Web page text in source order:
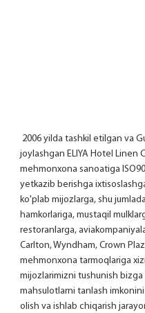
joylashgan ELIYA Hotel Linen
mehmonxona sanoatiga
yetkazib berishga
ko'plab mijozlarga, shu
hamkorlariga, mustaqil
restoranlarga,
Carlton, Wyndham, Crown
mehmonxona tarmoqlariga
mijozlarimizni tushunish
mahsulotlarni tanlash
olish va ishlab chiqarish